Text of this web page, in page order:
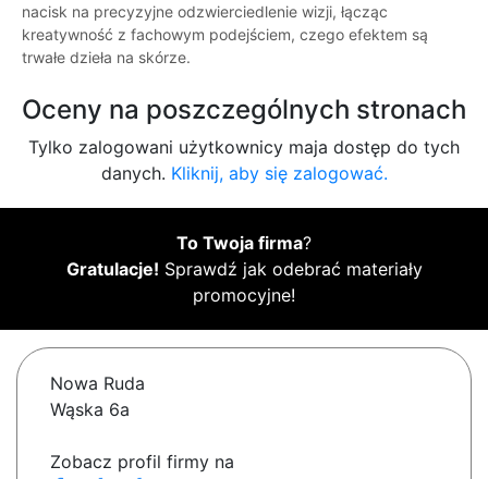
nacisk na precyzyjne odzwierciedlenie wizji, łącząc
kreatywność z fachowym podejściem, czego efektem są
trwałe dzieła na skórze.
Oceny na poszczególnych stronach
Tylko zalogowani użytkownicy maja dostęp do tych
danych. Kliknij, aby się zalogować.
To Twoja firma?
Gratulacje! Sprawdź jak odebrać materiały
promocyjne!
Nowa Ruda
Wąska 6a
Zobacz profil firmy na